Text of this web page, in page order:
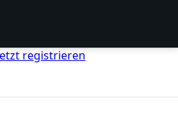
registrieren